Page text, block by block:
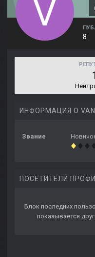
8
1
ИНФОРМАЦИЯ О
Звание
ПОСЕТИТЕЛИ
Блок последних
показывается